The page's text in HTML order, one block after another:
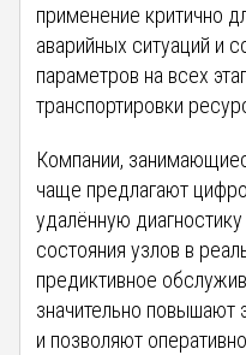
применение критично
аварийных ситуаций и
параметров на всех
транспортировки
Компании,
чаще предлагают
удалённую
состояния узлов в
предиктивное
значительно повышают
и позволяют